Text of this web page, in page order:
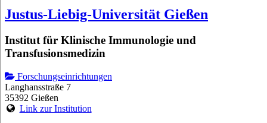
Justus-Liebig-Universität Gießen
Institut für Klinische Immunologie und
Transfusionsmedizin
Forschungseinrichtungen
Langhansstraße 7
35392 Gießen
Link zur Institution